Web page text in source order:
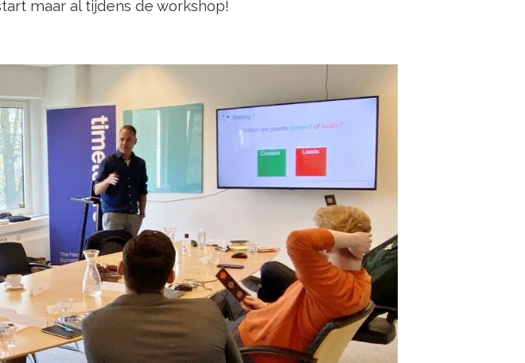
maar al tijdens de workshop!